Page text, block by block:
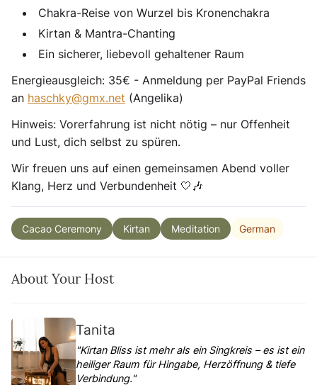
Chakra-Reise von Wurzel bis Kronenchakra
Kirtan & Mantra-Chanting
Ein sicherer, liebevoll gehaltener Raum
Energieausgleich: 35€ - Anmeldung per PayPal Friends
an haschky@gmx.net (Angelika)
Hinweis: Vorerfahrung ist nicht nötig – nur Offenheit
und Lust, dich selbst zu spüren.
Wir freuen uns auf einen gemeinsamen Abend voller
Klang, Herz und Verbundenheit 🤍🎶
Cacao Ceremony Kirtan Meditation German
About Your Host
Tanita
"Kirtan Bliss ist mehr als ein Singkreis – es ist ein
heiliger Raum für Hingabe, Herzöffnung & tiefe
Verbindung."